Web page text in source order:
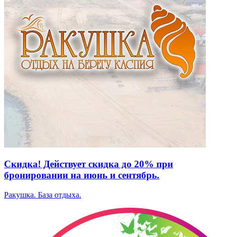
Скидка! Действует скидка до 20% при
бронировании на июнь и сентябрь.
Ракушка. База отдыха.